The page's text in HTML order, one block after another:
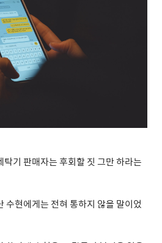
기 판매자는 후회할 짓 그만 하라는
수현에게는 전혀 통하지 않을 말이었